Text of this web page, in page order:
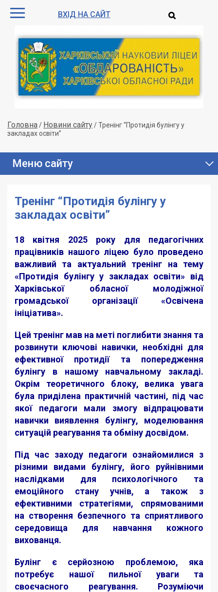
ВХІД НА САЙТ
Головна/ Новини сайту/Тренінг “Протидія булінгу у
закладах освіти”
Меню сайту
Тренінг “Протидія булінгу у
закладах освіти”
18 квітня 2025 року для педагогічних
працівників нашого ліцею було проведено
важливий та актуальний тренінг на тему
«Протидія булінгу у закладах освіти» від
Харківської обласної молодіжної
громадської організації «Освічена
ініціатива».
Цей тренінг мав на меті поглибити знання та
розвинути ключові навички, необхідні для
ефективної протидії та попередження
булінгу в нашому навчальному закладі.
Окрім теоретичного блоку, велика увага
була приділена практичній частині, під час
якої педагоги мали змогу відпрацювати
навички виявлення булінгу, моделювання
ситуацій реагування та обміну досвідом.
Під час заходу педагоги ознайомилися з
різними видами булінгу, його руйнівними
наслідками для психологічного та
емоційного стану учнів, а також з
ефективними стратегіями, спрямованими
на створення безпечного та сприятливого
середовища для навчання кожного
вихованця.
Булінг є серйозною проблемою, яка
потребує нашої пильної уваги та
своєчасного реагування. Розуміючи